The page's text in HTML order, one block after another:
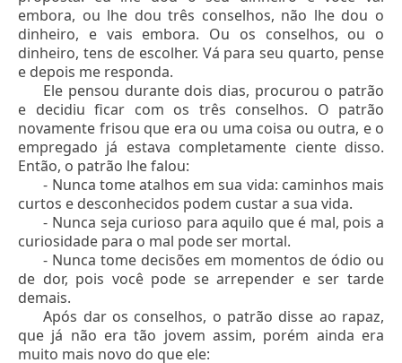
embora, ou lhe dou três conselhos, não lhe dou o
dinheiro, e vais embora. Ou os conselhos, ou o
dinheiro, tens de escolher. Vá para seu quarto, pense
e depois me responda.
Ele pensou durante dois dias, procurou o patrão
e decidiu ficar com os três conselhos. O patrão
novamente frisou que era ou uma coisa ou outra, e o
empregado já estava completamente ciente disso.
Então, o patrão lhe falou:
- Nunca tome atalhos em sua vida: caminhos mais
curtos e desconhecidos podem custar a sua vida.
- Nunca seja curioso para aquilo que é mal, pois a
curiosidade para o mal pode ser mortal.
- Nunca tome decisões em momentos de ódio ou
de dor, pois você pode se arrepender e ser tarde
demais.
Após dar os conselhos, o patrão disse ao rapaz,
que já não era tão jovem assim, porém ainda era
muito mais novo do que ele: